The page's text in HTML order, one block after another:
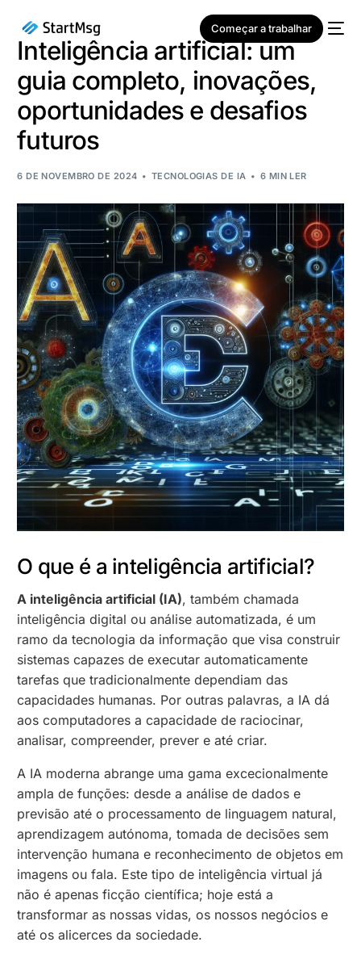
Começar a trabalhar
Inteligência artificial: um
guia completo, inovações,
oportunidades e desafios
futuros
6 DE NOVEMBRO DE 2024 TECNOLOGIAS DE IA 6 MIN LER
O que é a inteligência artificial?
A inteligência artificial (IA), também chamada
inteligência digital ou análise automatizada, é um
ramo da tecnologia da informação que visa construir
sistemas capazes de executar automaticamente
tarefas que tradicionalmente dependiam das
capacidades humanas. Por outras palavras, a IA dá
aos computadores a capacidade de raciocinar,
analisar, compreender, prever e até criar.
A IA moderna abrange uma gama excecionalmente
ampla de funções: desde a análise de dados e
previsão até o processamento de linguagem natural,
aprendizagem autónoma, tomada de decisões sem
intervenção humana e reconhecimento de objetos em
imagens ou fala. Este tipo de inteligência virtual já
não é apenas ficção científica; hoje está a
transformar as nossas vidas, os nossos negócios e
até os alicerces da sociedade.